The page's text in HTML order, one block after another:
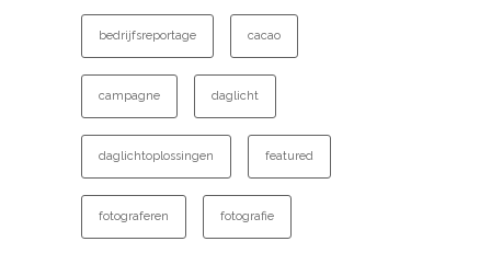
bedrijfsreportage cacao
campagne daglicht
daglichtoplossingen featured
fotograferen fotografie